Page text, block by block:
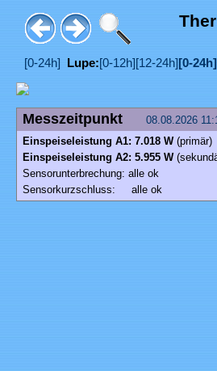
[0-24h] Lupe:[0-12h] [12-24h] [0-24h]
Messzeitpunkt
08.08.2026
Einspeiseleistung A1: 7.018 W (primär)
Einspeiseleistung A2: 5.955 W
Sensorunterbrechung: alle ok
Sensorkurzschluss: alle ok